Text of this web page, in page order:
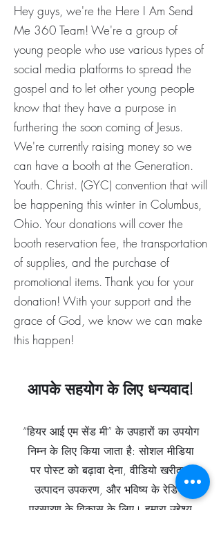
Hey guys, we're the Here I Am Send
Me 360 Team! We're a group of
young people who use various types of
social media platforms to spread the
gospel and to let other young people
know that they have a purpose in
furthering the soon coming of Jesus.
We're currently raising money so we
can have a booth at the Generation.
Youth. Christ. (GYC) convention that will
be happening this winter in Columbus,
Ohio. Your donations will cover the
booth reservation fee, the transportation
of supplies, and the purchase of
promotional items. Thank you for your
donation! With your support and the
grace of God, we know we can make
this happen!
आपके सहयोग के लिए धन्यवाद!
“हियर आई एम सेंड मी” के उपहारों का उपयोग
निम्न के लिए किया जाता है: सोशल मीडिया
पर पोस्ट को बढ़ावा देना, वीडियो खरीदना
उत्पादन उपकरण, और भविष्य के रेडियो
प्रसारण के विकास के लिए। हमारा उद्देश्य